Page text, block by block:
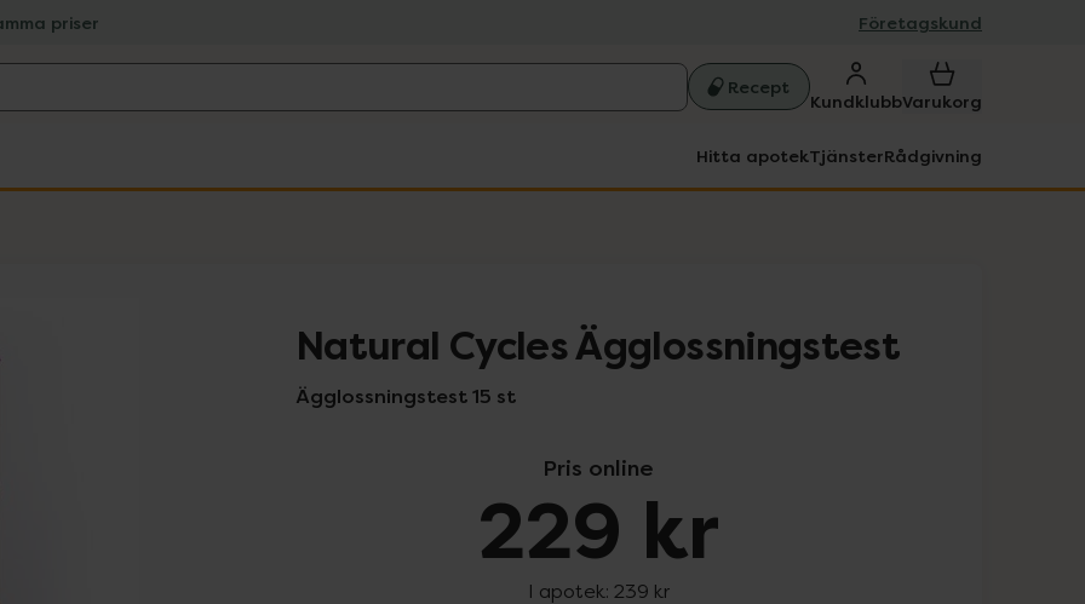
priser Företagskund
Recept
KundklubbVarukorg
Hitta apotekTjänsterRådgivning
Natural Cycles Ägglossningstest
Ägglossningstest 15 st
Pris online
229 kr
I apotek: 239 kr